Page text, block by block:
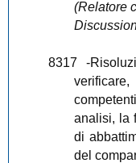
(Relatore
8317 -
analisi, la
di
del